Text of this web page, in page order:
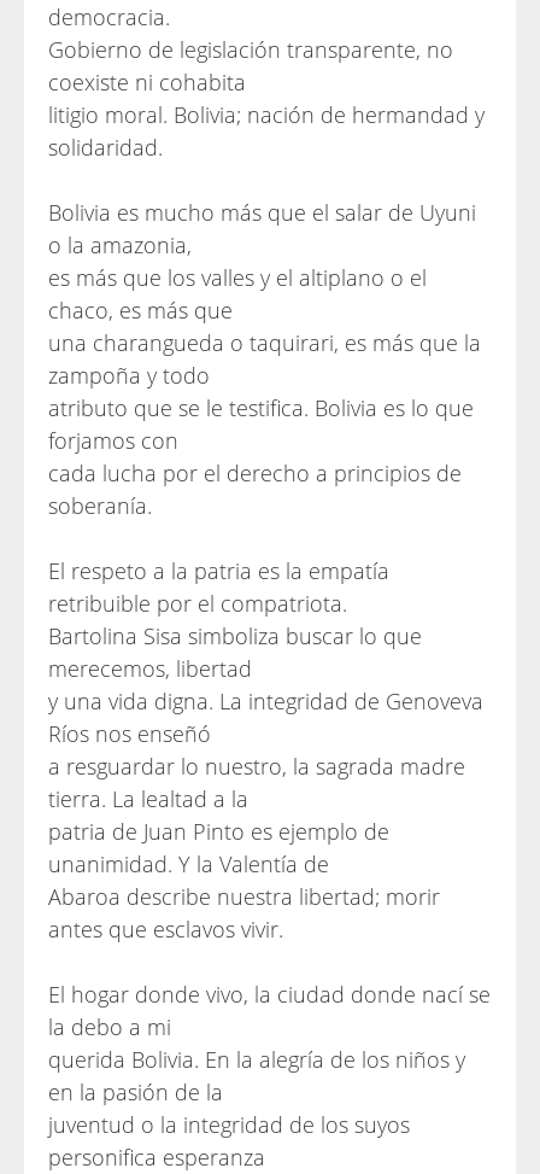
democracia.
Gobierno de legislación transparente, no
coexiste ni cohabita
litigio moral. Bolivia; nación de hermandad y
solidaridad.
Bolivia es mucho más que el salar de Uyuni
o la amazonia,
es más que los valles y el altiplano o el
chaco, es más que
una charangueda o taquirari, es más que la
zampoña y todo
atributo que se le testifica. Bolivia es lo que
forjamos con
cada lucha por el derecho a principios de
soberanía.
El respeto a la patria es la empatía
retribuible por el compatriota.
Bartolina Sisa simboliza buscar lo que
merecemos, libertad
y una vida digna. La integridad de Genoveva
Ríos nos enseñó
a resguardar lo nuestro, la sagrada madre
tierra. La lealtad a la
patria de Juan Pinto es ejemplo de
unanimidad. Y la Valentía de
Abaroa describe nuestra libertad; morir
antes que esclavos vivir.
El hogar donde vivo, la ciudad donde nací se
la debo a mi
querida Bolivia. En la alegría de los niños y
en la pasión de la
juventud o la integridad de los suyos
personifica esperanza